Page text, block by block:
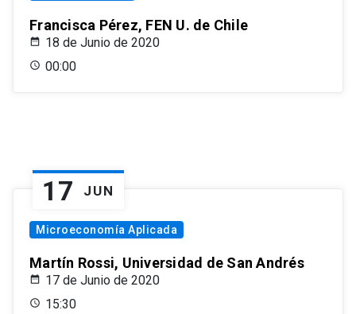
Francisca Pérez, FEN U. de Chile
18 de Junio de 2020
00:00
17 JUN
Microeconomía Aplicada
Martín Rossi, Universidad de San Andrés
17 de Junio de 2020
15:30